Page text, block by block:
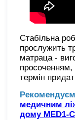
Стабільна
прослужить
матраца -
просоченням,
термін
медичним
дому MED1-